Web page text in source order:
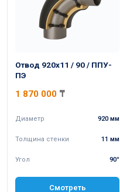
Отвод 920x11 / 90 / ППУ-
ПЭ
1 870 000 ₸
Диаметр 920 мм
Толщина стенки 11 мм
Угол 90°
Смотреть